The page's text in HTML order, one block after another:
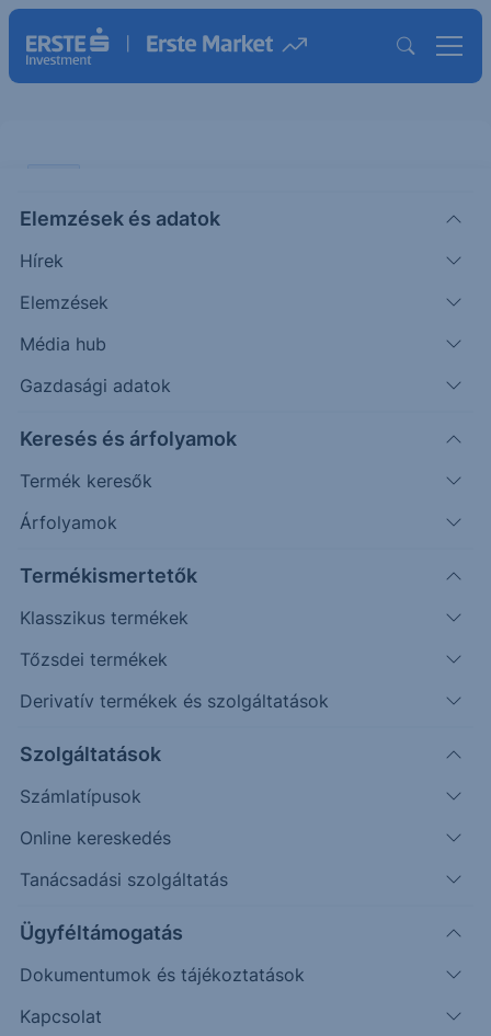
Elemzések és adatok
Hírek
Elemzések
Média hub
Gazdasági adatok
Keresés és árfolyamok
Termék keresők
Árfolyamok
Termékismertetők
Klasszikus termékek
Tőzsdei termékek
Derivatív termékek és szolgáltatások
Szolgáltatások
Számlatípusok
Online kereskedés
Tanácsadási szolgáltatás
Ügyféltámogatás
Dokumentumok és tájékoztatások
Kapcsolat
eszköz - Elveszti csillogását az
arany?
VIDEÓ
|2026. június 18. 10:08
Átbeszéltük az arany jelenlegi helyzetét, szó volt
az elmúlt hónapok gyengélkedéséről, illetve
Szabolcs senior advisory szakértőnk és Molnár
Meghallgathatod Spotify-on is!
Tematika:
Bevezető: trendforduló vagy természetes